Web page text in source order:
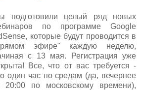
подготовили целый ряд новых
по программе Google
которые будут проводится в
эфире" каждую неделю,
с 13 мая. Регистрация уже
Все, что от вас требуется -
один час по средам (да, вечернее
по московскому времени),